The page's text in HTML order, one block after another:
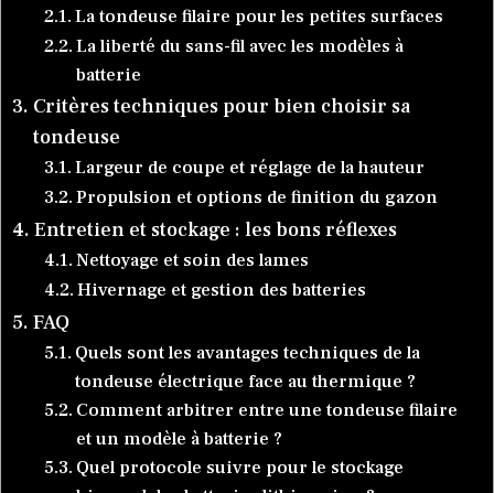
La tondeuse filaire pour les petites surfaces
La liberté du sans-fil avec les modèles à
batterie
Critères techniques pour bien choisir sa
tondeuse
Largeur de coupe et réglage de la hauteur
Propulsion et options de finition du gazon
Entretien et stockage : les bons réflexes
Nettoyage et soin des lames
Hivernage et gestion des batteries
FAQ
Quels sont les avantages techniques de la
tondeuse électrique face au thermique ?
Comment arbitrer entre une tondeuse filaire
et un modèle à batterie ?
Quel protocole suivre pour le stockage